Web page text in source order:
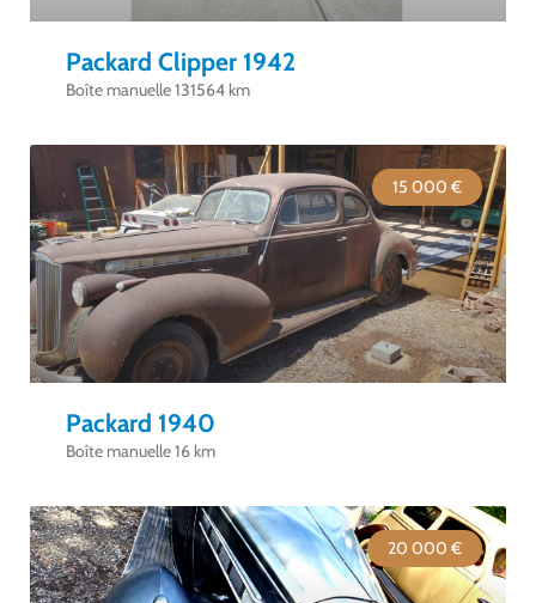
Packard Clipper 1942
Boîte manuelle 131564 km
15 000 €
Packard 1940
Boîte manuelle 16 km
20 000 €